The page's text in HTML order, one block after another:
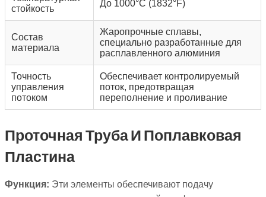
стойкость
До 1000°C (1832°F)
Состав
материала
Жаропрочные сплавы,
специально разработанные для
расплавленного алюминия
Точность
управления
потоком
Обеспечивает контролируемый
поток, предотвращая
переполнение и проливание
Проточная Труба И Поплавковая
Пластина
Функция: Эти элементы обеспечивают подачу